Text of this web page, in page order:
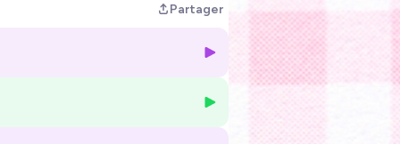
trouver ton équilibre physique et
un rapport apaisé à ton
et du self-care pour prendre soin
science, l'expérience et inspirée du
Partager